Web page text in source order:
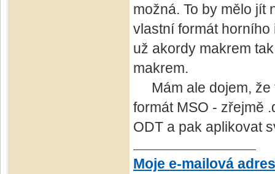
možná. To by mělo jít
vlastní formát
už akordy makrem
makrem.
Mám ale dojem, že
formát MSO - zřejmě
ODT a pak aplikovat
Moje e-mailová